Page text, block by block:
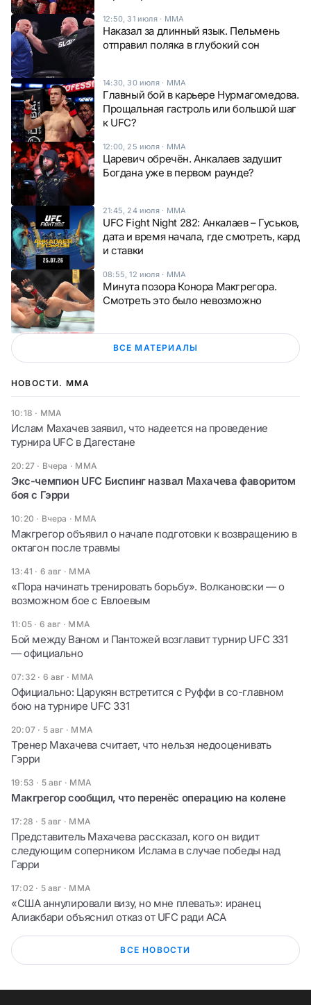
12:50, 31 июля· ММА
Наказал за длинный язык. Пельмень
отправил поляка в глубокий сон
14:30, 30 июля· ММА
Главный бой в карьере Нурмагомедова.
Прощальная гастроль или большой шаг
к UFC?
12:00, 25 июля· ММА
Царевич обречён. Анкалаев задушит
Богдана уже в первом раунде?
21:45, 24 июля· ММА
UFC Fight Night 282: Анкалаев – Гуськов,
дата и время начала, где смотреть, кард
и ставки
08:55, 12 июля· ММА
Минута позора Конора Макгрегора.
Смотреть это было невозможно
ВСЕ МАТЕРИАЛЫ
НОВОСТИ. ММА
10:18 · ММА
Ислам Махачев заявил, что надеется на проведение
турнира UFC в Дагестане
20:27 · Вчера · ММА
Экс-чемпион UFC Биспинг назвал Махачева фаворитом
боя с Гэрри
10:20 · Вчера · ММА
Макгрегор объявил о начале подготовки к возвращению в
октагон после травмы
13:41 · 6 авг · ММА
«Пора начинать тренировать борьбу». Волкановски — о
возможном бое с Евлоевым
11:05 · 6 авг · ММА
Бой между Ваном и Пантожей возглавит турнир UFC 331
— официально
07:32 · 6 авг · ММА
Официально: Царукян встретится с Руффи в со-главном
бою на турнире UFC 331
20:07 · 5 авг · ММА
Тренер Махачева считает, что нельзя недооценивать
Гэрри
19:53 · 5 авг · ММА
Макгрегор сообщил, что перенёс операцию на колене
17:28 · 5 авг · ММА
Представитель Махачева рассказал, кого он видит
следующим соперником Ислама в случае победы над
Гарри
17:02 · 5 авг · ММА
«США аннулировали визу, но мне плевать»: иранец
Алиакбари объяснил отказ от UFC ради ACA
ВСЕ НОВОСТИ